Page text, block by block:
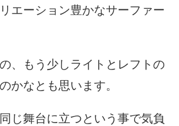
エーション豊かなサーファー
、もう少しライトとレフトの
かなとも思います。
じ舞台に立つという事で気負